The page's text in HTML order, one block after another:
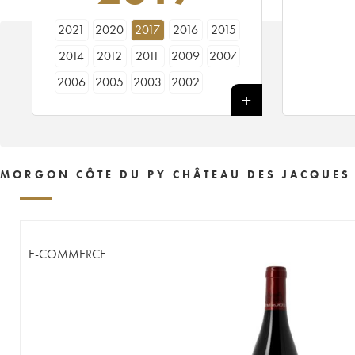
2021 2020 2017 2016
2015
2014
2012 2011 2009
2007
2006
2005 2003 2002
MORGON CÔTE DU PY CHÂTEAU DES
E-COMMERCE